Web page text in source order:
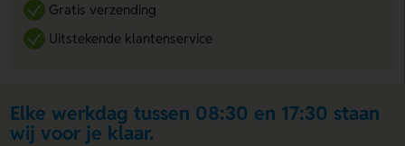
Gratis verzending
Uitstekende klantenservice
Elke werkdag tussen 08:30 en 17:30 staan
wij voor je klaar.